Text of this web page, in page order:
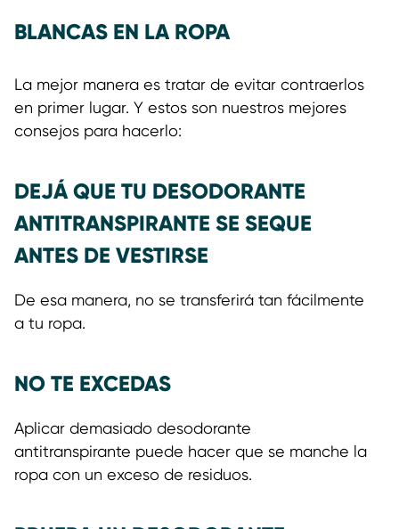
BLANCAS EN LA ROPA
La mejor manera es tratar de evitar contraerlos
en primer lugar. Y estos son nuestros mejores
consejos para hacerlo:
DEJÁ QUE TU DESODORANTE
ANTITRANSPIRANTE SE SEQUE
ANTES DE VESTIRSE
De esa manera, no se transferirá tan fácilmente
a tu ropa.
NO TE EXCEDAS
Aplicar demasiado desodorante
antitranspirante puede hacer que se manche la
ropa con un exceso de residuos.